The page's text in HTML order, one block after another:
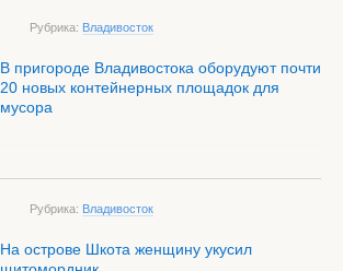
Рубрика: Владивосток
В пригороде Владивостока оборудуют почти
20 новых контейнерных площадок для
мусора
Рубрика: Владивосток
На острове Шкота женщину укусил